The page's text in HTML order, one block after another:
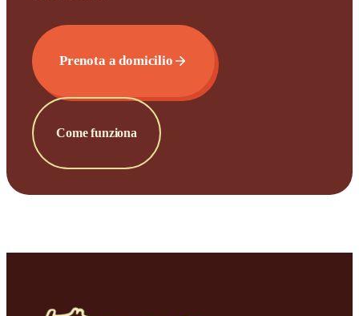
Prenota a domicilio
Come funziona